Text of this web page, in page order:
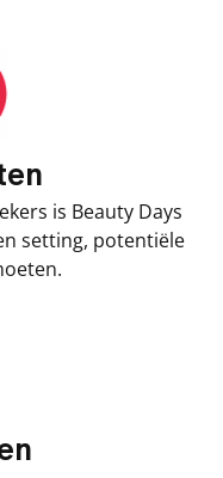
is Beauty Days
setting, potentiële